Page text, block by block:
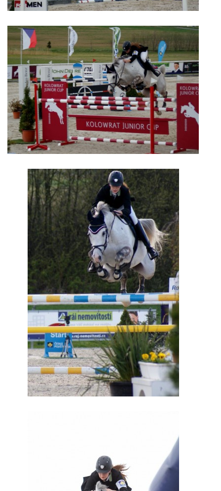
ODKAZY
NOVÝ PŘEKÁŽKOVÝ MATERIÁL
CENÍK SLUŽEB
PŘISPĚVEK ČUS KARVINA -PODPORA SPORTU V
MORAVSKOSLEZSKÉM KRAJI
NÁHRADNÍ TERMÍN BRIGÁDY PRO TY KTEŘÍ SE
NEDOSTAVILI NA PODZIMNÍ BRIGÁDU
ČLENOVÉ RYCHVALDU 2023
7:4 (VELKÝ PÁTEK) KROUŽEK NEBUDE
JARNÍ BRIGÁDA 20.5.2023
DNE 17.11.2023 KROUŽEK JEZDECTVÍ NENÍ
DĚKUJEME MĚSTU RYCHVALD ZA DOTACI V ROCE 2023
NABÍZÍME BRIGÁDU U NÁS VE STÁJI. PRO BLIŽŠÍ INFO
VOLEJTE 604265192
JARNÍ BRIGÁDA SE ODKLÁDÁ.